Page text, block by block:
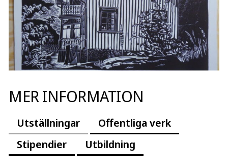
MER INFORMATION
Utställningar
Offentliga verk
Stipendier
Utbildning